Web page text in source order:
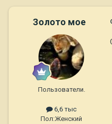
Золото мое
Пользователи.
6,6 тыс
Пол:Женский